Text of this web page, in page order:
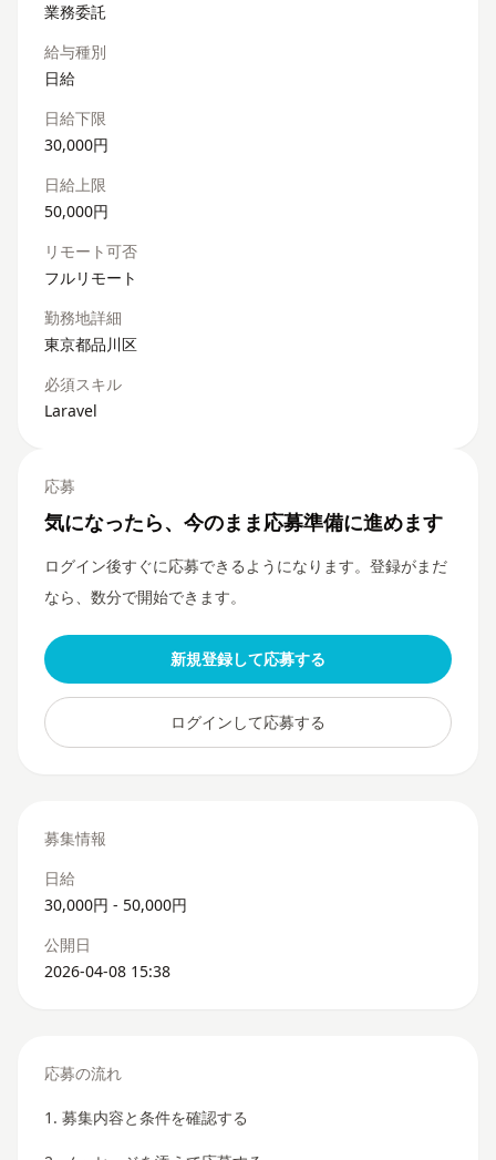
業務委託
給与種別
日給
日給下限
30,000円
日給上限
50,000円
リモート可否
フルリモート
勤務地詳細
東京都品川区
必須スキル
Laravel
応募
気になったら、今のまま応募準備に進めます
ログイン後すぐに応募できるようになります。登録がまだ
なら、数分で開始できます。
新規登録して応募する
ログインして応募する
募集情報
日給
30,000円 - 50,000円
公開日
2026-04-08 15:38
応募の流れ
1. 募集内容と条件を確認する